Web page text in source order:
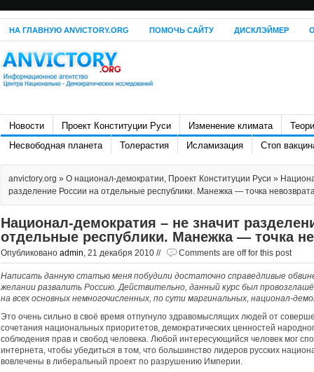
НА ГЛАВНУЮ ANVICTORY.ORG ПОМОЧЬ САЙТУ ДИСКЛЭЙМЕР
Новости Проект Конституции Руси Изменение климата
Несвободная планета
Толерастия Исламизация Стоп
anvictory.org » О национал-демократии, Проект Конституции Руси »
разделение России на отдельные республики. Манежка — точка
Национал-демократия – не значит
отдельные республики. Манежка — точка
Опубликовано admin, 21 декабря 2010 // Comments are off for this post
Написать данную статью меня побудили достаточно справедливые
желании развалить Россию. Действительно, данный курс был
на всех основных немногочисленных, по сути маргинальных, национал-
Это очень сильно в своё время отпугнуло здравомыслящих людей от
сочетания национальных приоритетов, демократических ценностей
соблюдения прав и свобод человека. Любой интересующийся человек мог
интернета, чтобы убедиться в том, что большинство лидеров русских
вовлечены в либеральный проект по разрушению Империи.